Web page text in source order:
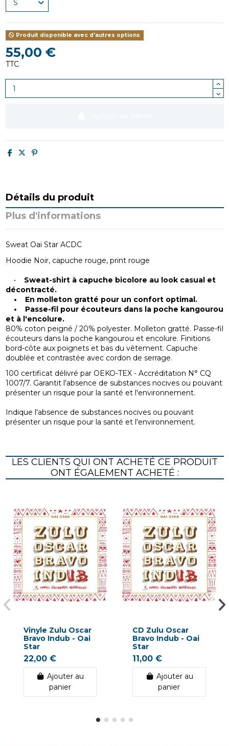
Produit disponible avec d'autres options
55,00 €
TTC
Détails du produit
Plus d'informations
Sweat Oai Star ACDC
Hoodie Noir, capuche rouge, print rouge
• Sweat-shirt à capuche bicolore au look casual et
décontracté.
• En molleton gratté pour un confort optimal.
• Passe-fil pour écouteurs dans la poche kangourou
et à l'encolure.
80% coton peigné / 20% polyester. Molleton gratté. Passe-fil
écouteurs dans la poche kangourou et encolure. Finitions
bord-côte aux poignets et bas du vêtement. Capuche
doublée et contrastée avec cordon de serrage.
100 certificat délivré par OEKO-TEX - Accréditation N° CQ
1007/7. Garantit l'absence de substances nocives ou pouvant
présenter un risque pour la santé et l'environnement.
Indique l'absence de substances nocives ou pouvant
présenter un risque pour la santé et l'environnement.
LES CLIENTS QUI ONT ACHETÉ CE PRODUIT
ONT ÉGALEMENT ACHETÉ :
Vinyle Zulu Oscar
Bravo Indub - Oai
Star
22,00 €
Ajouter au
panier
CD Zulu Oscar
Bravo Indub - Oai
Star
11,00 €
Ajouter au
panier